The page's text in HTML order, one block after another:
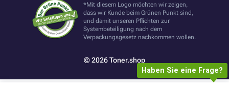
*Mit diesem Logo möchten wir zeigen,
dass wir Kunde beim Grünen Punkt sind,
und damit unseren Pflichten zur
Systembeteiligung nach dem
Verpackungsgesetz nachkommen wollen.
© 2026 Toner.shop
Haben Sie eine Frage?